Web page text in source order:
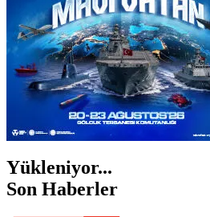
Yükleniyor...
Son Haberler